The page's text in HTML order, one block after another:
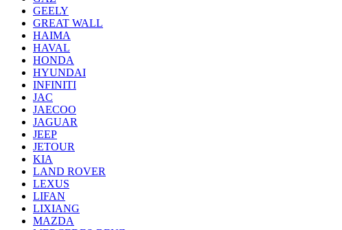
GEELY
GREAT WALL
HAIMA
HAVAL
HONDA
HYUNDAI
INFINITI
JAC
JAECOO
JAGUAR
JEEP
JETOUR
KIA
LAND ROVER
LEXUS
LIFAN
LIXIANG
MAZDA